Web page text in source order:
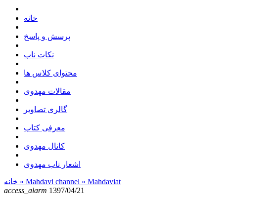
خانه
پرسش و پاسخ
نکات ناب
محتوای کلاس ها
مقالات مهدوی
گالری تصاویر
معرفی کتاب
کانال مهدوی
اشعار ناب مهدوی
» Mahdavi channel » Mahdaviat
access_alarm 1397/04/21